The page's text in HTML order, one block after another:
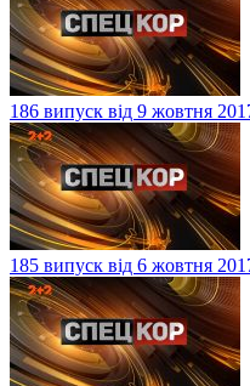
186 випуск від 9 жовтня
185 випуск від 6 жовтня